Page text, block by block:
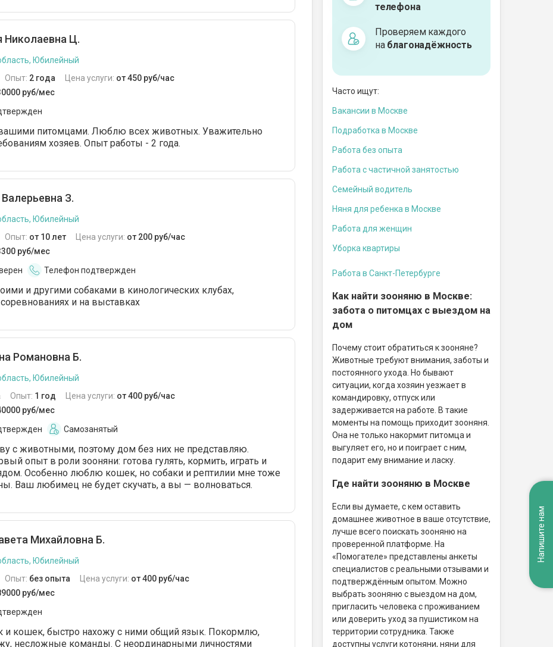
Николаевна Ц.
Юбилейный
Опыт: 2 года Цена услуги: от 450 руб/час
руб/мес
питомцами. Люблю всех животных. Уважительно
хозяев. Опыт работы - 2 года.
З.
Юбилейный
Опыт: от 10 лет Цена услуги: от 200 руб/час
руб/мес
Телефон подтвержден
и другими собаками в кинологических клубах,
и на выставках
Романовна Б.
Юбилейный
Опыт: 1 год Цена услуги: от 400 руб/час
руб/мес
Самозанятый
с животными, поэтому дом без них не представляю.
опыт в роли зооняни: готова гулять, кормить, играть и
Особенно люблю кошек, но собаки и рептилии мне тоже
Ваш любимец не будет скучать, а вы — волноваться.
Михайловна Б.
Юбилейный
Опыт: без опыта Цена услуги: от 400 руб/час
руб/мес
и кошек, быстро нахожу с ними общий язык. Покормлю,
несложные команды. С неординарными личностями
телефона
Проверяем каждого
на благонадёжность
Часто ищут:
Вакансии в Москве
Подработка в Москве
Работа без опыта
Работа с частичной занятостью
Семейный водитель
Няня для ребенка в Москве
Работа для женщин
Уборка квартиры
Работа в Санкт-Петербурге
Как найти зооняню в Москве:
забота о питомцах с выездом на
дом
Почему стоит обратиться к зооняне?
Животные требуют внимания, заботы и
постоянного ухода. Но бывают
ситуации, когда хозяин уезжает в
командировку, отпуск или
задерживается на работе. В такие
моменты на помощь приходит зооняня.
Она не только накормит питомца и
выгуляет его, но и поиграет с ним,
подарит ему внимание и ласку.
Где найти зооняню в Москве
Если вы думаете, с кем оставить
домашнее животное в ваше отсутствие,
лучше всего поискать зооняню на
проверенной платформе. На
«Помогателе» представлены анкеты
специалистов с реальными отзывами и
подтверждённым опытом. Можно
выбрать зооняню с выездом на дом,
пригласить человека с проживанием
или доверить уход за пушистиком на
территории сотрудника. Также
доступны услуги котоняни, няни для
Напишите нам